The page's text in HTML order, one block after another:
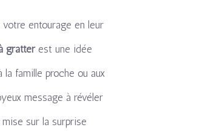
entourage en leur
gratterest une idée
la famille proche ou aux
message à révéler
sur la surprise